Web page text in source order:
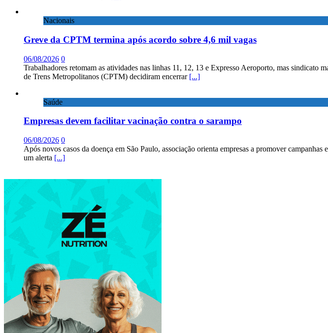
Nacionais
Greve da CPTM termina após acordo sobre 4,6 mil vagas
06/08/2026 0
Trabalhadores retomam as atividades nas linhas 11, 12, 13 e Expresso Aeroporto, mas sindicato
de Trens Metropolitanos (CPTM) decidiram encerrar [...]
Saúde
Empresas devem facilitar vacinação contra o sarampo
06/08/2026 0
Após novos casos da doença em São Paulo, associação orienta empresas a promover
um alerta [...]